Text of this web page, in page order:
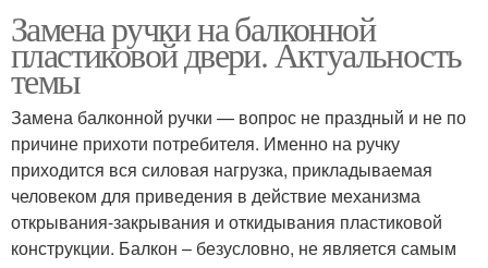
Замена ручки на балконной
пластиковой двери. Актуальность
темы
Замена балконной ручки — вопрос не праздный и не по
причине прихоти потребителя. Именно на ручку
приходится вся силовая нагрузка, прикладываемая
человеком для приведения в действие механизма
открывания-закрывания и откидывания пластиковой
конструкции. Балкон – безусловно, не является самым